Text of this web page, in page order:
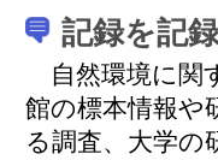
記録を記
自然環境に関
館の標本情報や
る調査、大学の